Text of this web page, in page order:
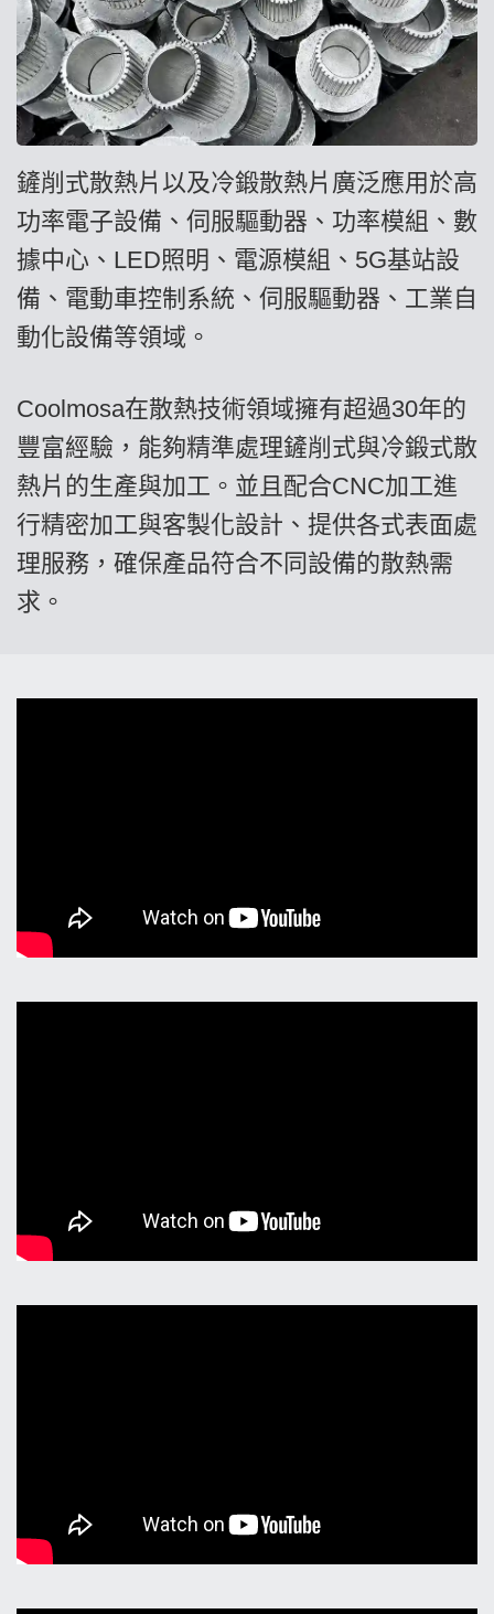
鏟削式散熱片以及冷鍛散熱片廣泛應用於高
功率電子設備、伺服驅動器、功率模組、數
據中心、LED照明、電源模組、5G基站設
備、電動車控制系統、伺服驅動器、工業自
動化設備等領域。
Coolmosa在散熱技術領域擁有超過30年的
豐富經驗，能夠精準處理鏟削式與冷鍛式散
熱片的生產與加工。並且配合CNC加工進
行精密加工與客製化設計、提供各式表面處
理服務，確保產品符合不同設備的散熱需
求。